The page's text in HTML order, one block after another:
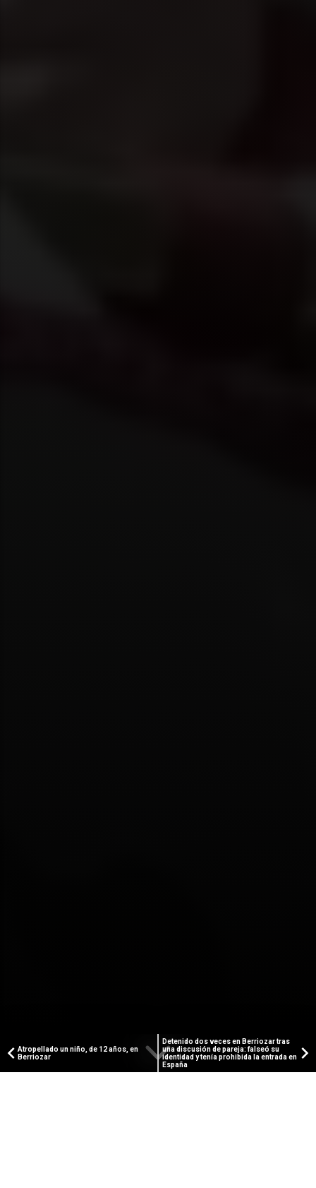
Atropellado un niño, de 12 años, en
Berriozar
Detenido dos veces en Berriozar tras
una discusión de pareja: falseó su
identidad y tenía prohibida la entrada en
España